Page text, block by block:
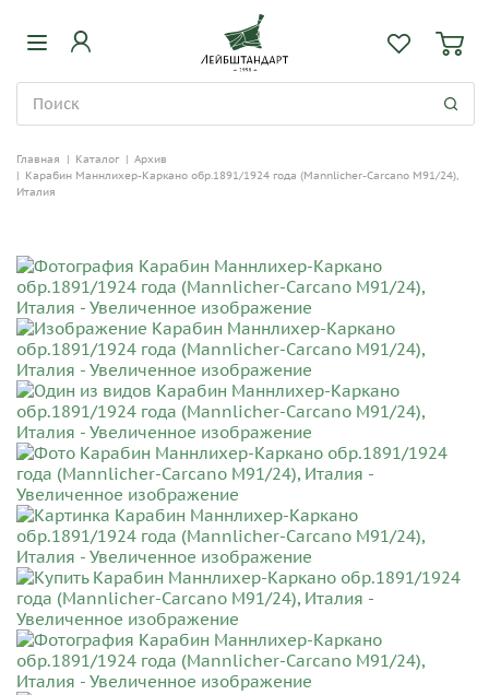
Главная | Каталог | Архив
| Карабин Маннлихер-Каркано обр.1891/1924 года (Mannlicher-Carcano M91/24),
Италия